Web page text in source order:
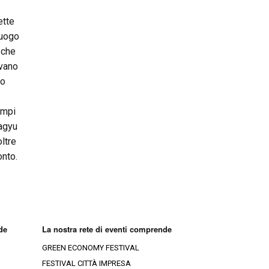
La nostra rete di eventi comprende
GREEN ECONOMY FESTIVAL
FESTIVAL CITTÀ IMPRESA